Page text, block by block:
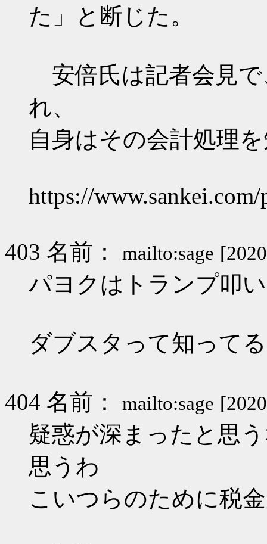
た」と断じた。
安倍氏は記者会見で
れ、
自身はその会計処理
https://
403 名前： mailto:sage
パヨクはトランプ叩
ダブスタって知って
404 名前： mailto:sage
疑惑が深まったと思
思うわ
こいつらのために税